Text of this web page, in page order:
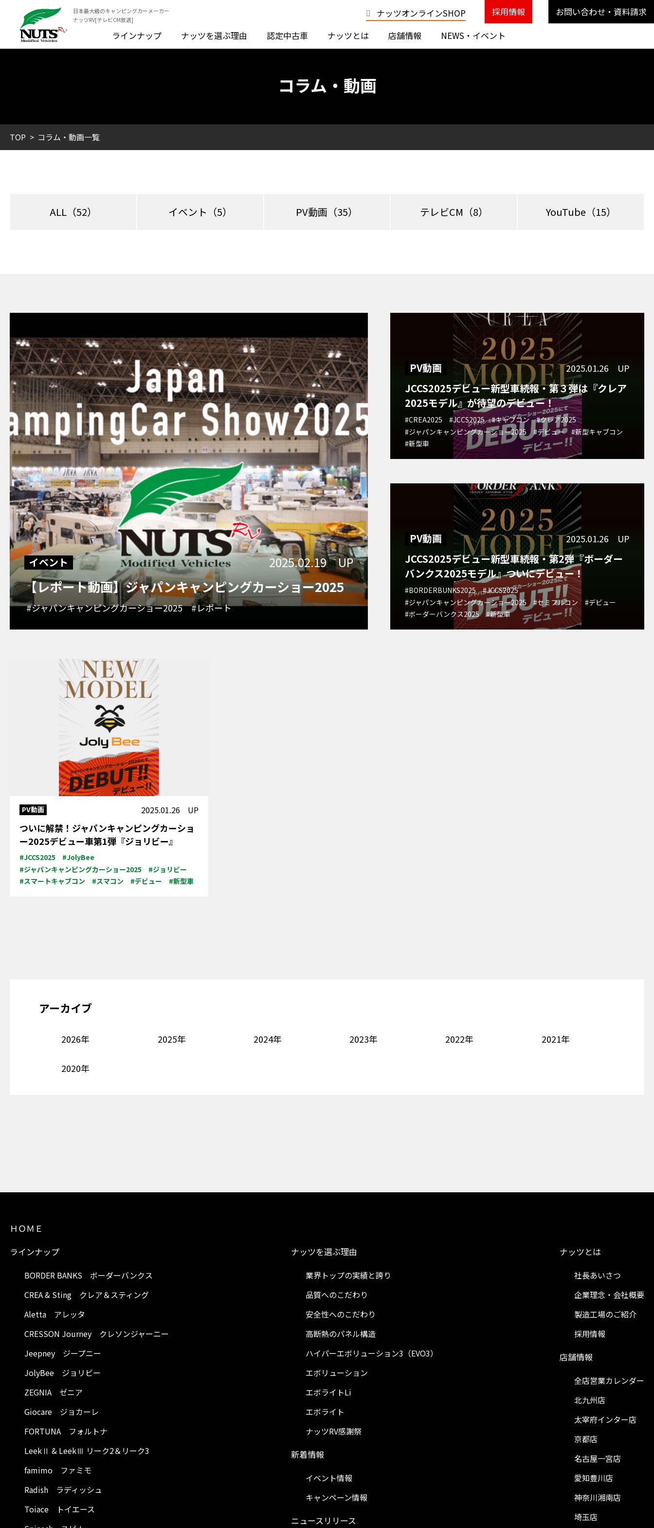
日本最大級のキャンピングカーメーカー
ナッツRV[テレビCM放送]
お問い合わせ・資料請求
ラインナップ
ナッツを選ぶ理由 認定中古車 ナッツとは 店舗情報 NEWS・イベント
ナッツオンラインSHOP 採用情報
コラム・動画
TOP コラム・動画一覧
ALL（52） イベント （5） PV動画 （35） テレビCM （8） YouTube （15）
イベント 2025.02.19 UP
【レポート動画】ジャパンキャンピングカーショー2025
#ジャパンキャンピングカーショー2025 #レポート
PV動画 2025.01.26 UP
JCCS2025デビュー新型車続報・第３弾は『クレア
2025モデル』が待望のデビュー！
#CREA2025 #JCCS2025 #キャブコン
#クレア2025
#ジャパンキャンピングカーショー2025
#デビュー
#新型キャブコン
#新型車
PV動画 2025.01.26 UP
JCCS2025デビュー新型車続報・第2弾『ボーダー
バンクス2025モデル』ついにデビュー！
#BORDERBUNKS2025
#JCCS2025
#ジャパンキャンピングカーショー2025
#セミフルコン
#デビュー
#ボーダーバンクス2025
#新型車
PV動画 2025.01.26 UP
ついに解禁！ジャパンキャンピングカーショ
ー2025デビュー車第1弾『ジョリビー』
#JCCS2025
#JolyBee
#ジャパンキャンピングカーショー2025
#ジョリビー
#スマートキャブコン
#スマコン #デビュー #新型車
アーカイブ
2026年 2025年 2024年 2023年 2022年 2021年
2020年
ＨＯＭＥ
ラインナップ
BORDER BANKS ボーダーバンクス
CREA & Sting クレア＆スティング
Aletta アレッタ
CRESSON Journey クレソンジャーニー
Jeepney ジープニー
JolyBee ジョリビー
ZEGNIA ゼニア
Giocare ジョカーレ
FORTUNA フォルトナ
LeekⅡ & LeekⅢ リーク2＆リーク3
famimo ファミモ
Radish ラディッシュ
Toiace トイエース
ナッツを選ぶ理由
業界トップの実績と誇り
品質へのこだわり
安全性へのこだわり
高断熱のパネル構造
ハイパーエボリューション3（EVO3）
エボリューション
エボライトLi
エボライト
ナッツRV感謝祭
新着情報
イベント情報
キャンペーン情報
ニュースリリース
ナッツとは
社長あいさつ
企業理念・会社概要
製造工場のご紹介
採用情報
店舗情報
全店営業カレンダー
北九州店
太宰府インター店
京都店
名古屋一宮店
愛知豊川店
神奈川湘南店
埼玉店